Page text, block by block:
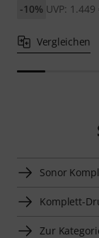
UVP: 1.449
-10%
Vergleichen
Sonor
Komplett-
Zur